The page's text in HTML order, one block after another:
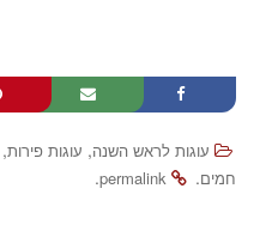
עוגות לראש השנה, עוגות פירות,
חמים.
permalink
.